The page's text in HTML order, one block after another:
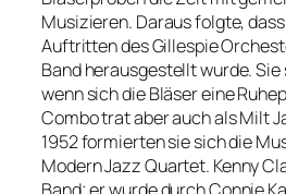
Musizieren. Daraus folgte,
Auftritten des Gillespie
Band herausgestellt wurde.
wenn sich die Bläser eine
Combo trat aber auch als Milt
1952 formierten sie sich die
Modern Jazz Quartet. Kenny